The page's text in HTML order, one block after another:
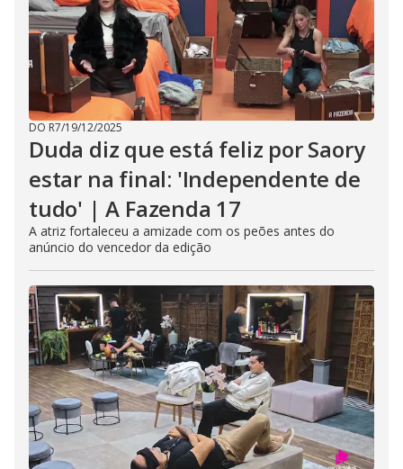
DO R7/19/12/2025
Duda diz que está feliz por Saory
estar na final: 'Independente de
tudo' | A Fazenda 17
A atriz fortaleceu a amizade com os peões antes do
anúncio do vencedor da edição